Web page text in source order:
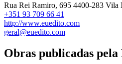
Rua Rei Ramiro, 695 4400-283 Vila
+351 93 709 66 41
http://www.euedito.com
geral@euedito.com
Obras publicadas pela